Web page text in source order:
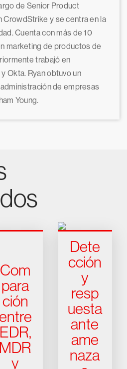
de Senior Product
CrowdStrike y se centra en la
Cuenta con más de 10
marketing de productos de
trabajó en
Okta. Ryan obtuvo un
de empresas
Young.
Com
para
ción
EDR,
MDR
y
Dete
cción
y
resp
uesta
ante
ame
naza